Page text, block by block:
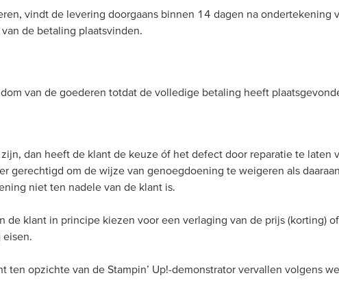
vindt de levering doorgaans binnen 14 dagen na ondertekening
de betaling plaatsvinden.
van de goederen totdat de volledige betaling heeft
dan heeft de klant de keuze óf het defect door reparatie te laten
gerechtigd om de wijze van genoegdoening te weigeren als
niet ten nadele van de klant is.
de klant in principe kiezen voor een verlaging van de prijs (korting)
eisen.
ten opzichte van de Stampin’ Up!-demonstrator vervallen volgens